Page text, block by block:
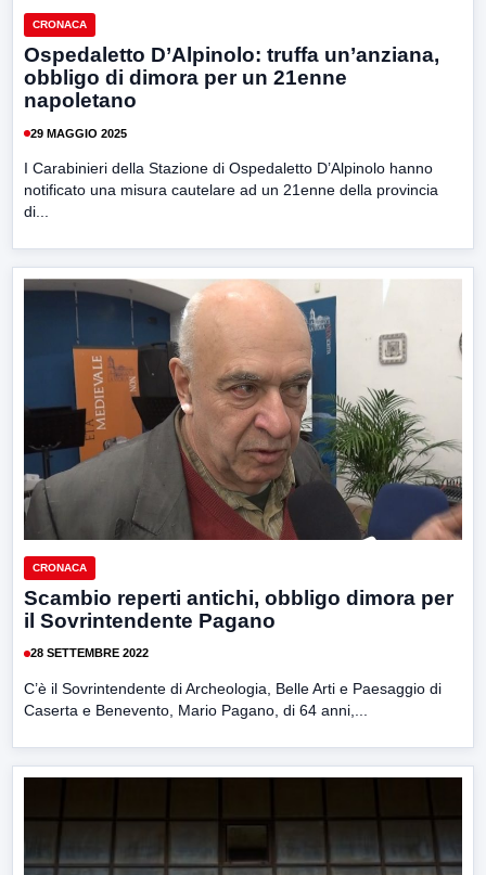
CRONACA
Ospedaletto D’Alpinolo: truffa un’anziana,
obbligo di dimora per un 21enne
napoletano
29 MAGGIO 2025
I Carabinieri della Stazione di Ospedaletto D’Alpinolo hanno
notificato una misura cautelare ad un 21enne della provincia
di...
CRONACA
Scambio reperti antichi, obbligo dimora per
il Sovrintendente Pagano
28 SETTEMBRE 2022
C’è il Sovrintendente di Archeologia, Belle Arti e Paesaggio di
Caserta e Benevento, Mario Pagano, di 64 anni,...